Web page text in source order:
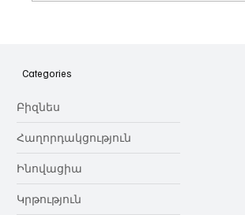
նվիրում որոշում
Categories
Բիզնես
Հաղորդակցություն
Ինովացիա
Կրթություն